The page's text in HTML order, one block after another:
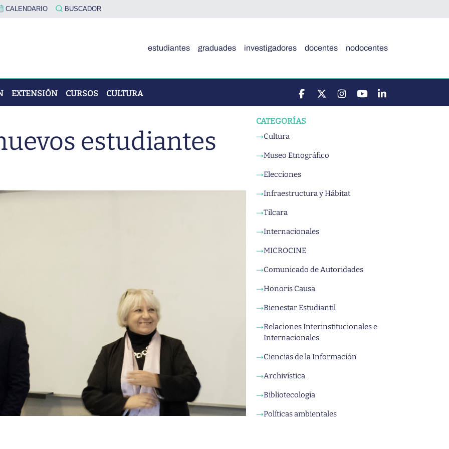
CALENDARIO BUSCADOR
estudiantes graduades investigadores docentes nodocentes
EXTENSIÓN CURSOS CULTURA
estudiantes
CATEGORÍAS
→Cultura
→Museo Etnográfico
→Elecciones
→Infraestructura y Hábitat
→Tilcara
→Internacionales
→MICROCINE
→Comunicado de Autoridades
→Honoris Causa
→Bienestar Estudiantil
→Relaciones Interinstitucionales e
Internacionales
→Ciencias de la Información
→Archivística
→Bibliotecología
→Políticas ambientales